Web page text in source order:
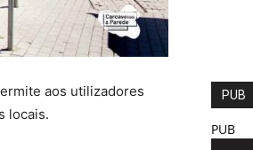
aos utilizadores
locais.
PUB
PUB